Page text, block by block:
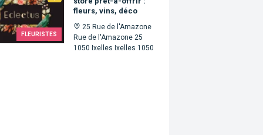
FLEURISTES
fleurs, vins, déco
25 Rue de l'Amazone
Rue de l'Amazone 25
1050 Ixelles Ixelles 1050